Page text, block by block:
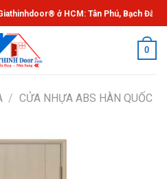
ở HCM: Tân Phú, Bạch Đằng, Gò
0
/ CỬA NHỰA ABS HÀN QUỐC